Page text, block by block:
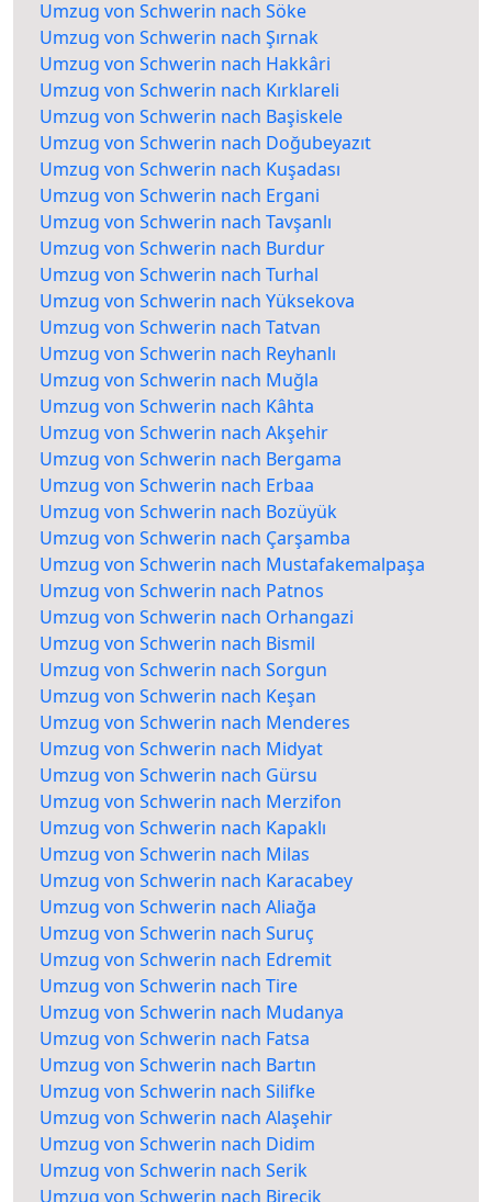
Umzug von Schwerin nach Söke
Umzug von Schwerin nach Şırnak
Umzug von Schwerin nach Hakkâri
Umzug von Schwerin nach Kırklareli
Umzug von Schwerin nach Başiskele
Umzug von Schwerin nach Doğubeyazıt
Umzug von Schwerin nach Kuşadası
Umzug von Schwerin nach Ergani
Umzug von Schwerin nach Tavşanlı
Umzug von Schwerin nach Burdur
Umzug von Schwerin nach Turhal
Umzug von Schwerin nach Yüksekova
Umzug von Schwerin nach Tatvan
Umzug von Schwerin nach Reyhanlı
Umzug von Schwerin nach Muğla
Umzug von Schwerin nach Kâhta
Umzug von Schwerin nach Akşehir
Umzug von Schwerin nach Bergama
Umzug von Schwerin nach Erbaa
Umzug von Schwerin nach Bozüyük
Umzug von Schwerin nach Çarşamba
Umzug von Schwerin nach Mustafakemalpaşa
Umzug von Schwerin nach Patnos
Umzug von Schwerin nach Orhangazi
Umzug von Schwerin nach Bismil
Umzug von Schwerin nach Sorgun
Umzug von Schwerin nach Keşan
Umzug von Schwerin nach Menderes
Umzug von Schwerin nach Midyat
Umzug von Schwerin nach Gürsu
Umzug von Schwerin nach Merzifon
Umzug von Schwerin nach Kapaklı
Umzug von Schwerin nach Milas
Umzug von Schwerin nach Karacabey
Umzug von Schwerin nach Aliağa
Umzug von Schwerin nach Suruç
Umzug von Schwerin nach Edremit
Umzug von Schwerin nach Tire
Umzug von Schwerin nach Mudanya
Umzug von Schwerin nach Fatsa
Umzug von Schwerin nach Bartın
Umzug von Schwerin nach Silifke
Umzug von Schwerin nach Alaşehir
Umzug von Schwerin nach Didim
Umzug von Schwerin nach Serik
Umzug von Schwerin nach Birecik